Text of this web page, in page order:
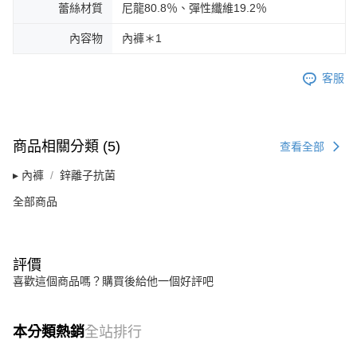
蕾絲材質 尼龍80.8％、彈性纖維19.2％
內容物 內褲＊1
客服
商品相關分類 (5) 查看全部
▸ 內褲 鋅離子抗菌
全部商品
評價
喜歡這個商品嗎？購買後給他一個好評吧
本分類熱銷全站排行